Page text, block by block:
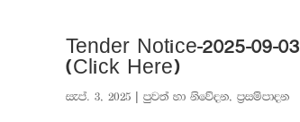
Tender Notice-2025-09-03
(Click Here)
සැප්. 3, 2025| පුවත් හා නිවේදන, ප්‍රසම්පාදන